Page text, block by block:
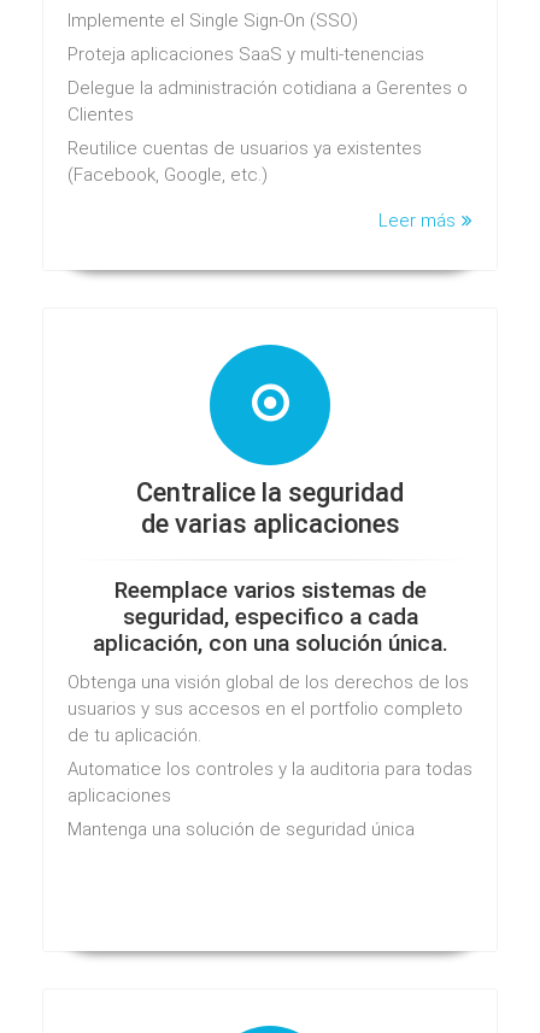
Implemente el Single Sign-On (SSO)
Proteja aplicaciones SaaS y multi-tenencias
Delegue la administración cotidiana a Gerentes o
Clientes
Reutilice cuentas de usuarios ya existentes
(Facebook, Google, etc.)
Leer más
Centralice la seguridad
de varias aplicaciones
Reemplace varios sistemas de
seguridad, especifico a cada
aplicación, con una solución única.
Obtenga una visión global de los derechos de los
usuarios y sus accesos en el portfolio completo
de tu aplicación.
Automatice los controles y la auditoria para todas
aplicaciones
Mantenga una solución de seguridad única